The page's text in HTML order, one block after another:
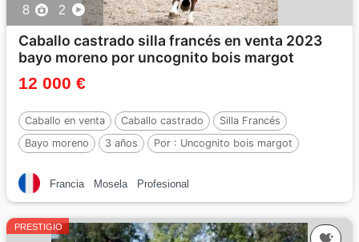
8 2
Caballo castrado silla francés en venta 2023
bayo moreno por uncognito bois margot
12 000 €
Caballo en venta Caballo castrado
Silla Francés
Bayo moreno
3 años Por : Uncognito bois margot
Francia Mosela Profesional
PRESTIGIO